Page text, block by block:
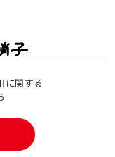
に関する